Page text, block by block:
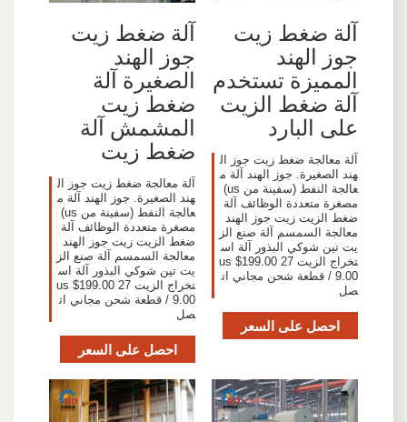
آلة ضغط زيت
جوز الهند
المميزة تستخدم
آلة ضغط الزيت
على البارد
آلة معالجة ضغط زيت جوز ال
هند الصغيرة. جوز الهند آلة م
عالجة النفط (سفينة من us)
مصغرة متعددة الوظائف آلة
ضغط الزيت زيت جوز الهند
معالجة السمسم آلة صنع الز
يت تين شوكي البذور آلة اس
تخراج الزيت us $199.00 27
9.00 / قطعة شحن مجاني ات
صل
احصل على السعر
آلة ضغط زيت
جوز الهند
الصغيرة آلة
ضغط زيت
المشمش آلة
ضغط زيت
آلة معالجة ضغط زيت جوز ال
هند الصغيرة. جوز الهند آلة م
عالجة النفط (سفينة من us)
مصغرة متعددة الوظائف آلة
ضغط الزيت زيت جوز الهند
معالجة السمسم آلة صنع الز
يت تين شوكي البذور آلة اس
تخراج الزيت us $199.00 27
9.00 / قطعة شحن مجاني ات
صل
احصل على السعر